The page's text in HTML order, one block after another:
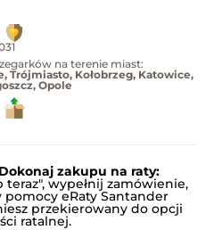
na terenie miast:
Trójmiasto, Kołobrzeg, Katowice,
Opole
zakupu na raty:
teraz", wypełnij zamówienie,
pomocy eRaty Santander
przekierowany do opcji
ratalnej.